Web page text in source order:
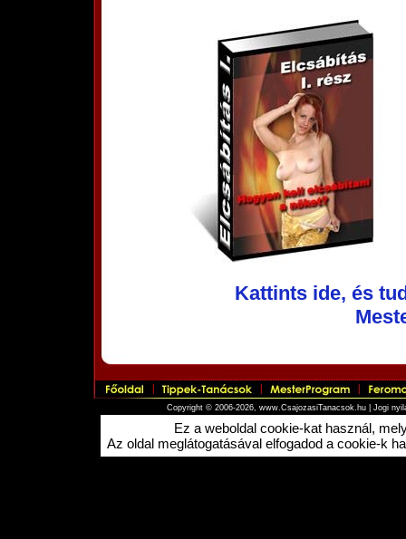
Kattints ide, és
Copyright © 2006-2026, www.CsajozasiTanacsok.hu | Jogi
Ez a weboldal cookie-kat használ,
Az oldal meglátogatásával elfogadod a cookie-k